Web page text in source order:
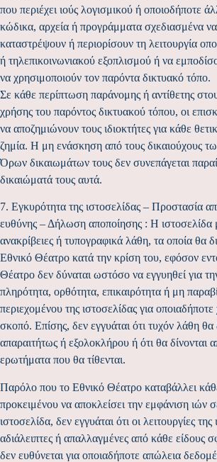
που περιέχει ιούς λογισμικού ή οποιοδήποτε
κώδικα, αρχεία ή προγράμματα σχεδιασμένα
καταστρέψουν ή περιορίσουν τη λειτουργία
ή τηλεπικοινωνιακού εξοπλισμού ή να
να χρησιμοποιούν τον παρόντα δικτυακό τόπο.
Σε κάθε περίπτωση παράνομης ή αντίθετης
χρήσης του παρόντος δικτυακού τόπου, οι
να αποζημιώνουν τους ιδιοκτήτες για κάθε
ζημία. Η μη ενάσκηση από τους δικαιούχους
Όρων δικαιωμάτων τους δεν συνεπάγεται
δικαιώματά τους αυτά.
7. Εγκυρότητα της ιστοσελίδας – Προστασία
ευθύνης – Δήλωση αποποίησης : H ιστοσελίδα
ανακρίβειες ή τυπογραφικά λάθη, τα οποία θα
Εθνικό Θέατρο κατά την κρίση του, εφόσον
Θέατρο δεν δύναται ωστόσο να εγγυηθεί για
πληρότητα, ορθότητα, επικαιρότητα ή μη
περιεχομένου της ιστοσελίδας για
σκοπό. Επίσης, δεν εγγυάται ότι τυχόν λάθη θα
απαραιτήτως ή εξολοκλήρου ή ότι θα δίνονται
ερωτήματα που θα τίθενται.
Παρόλο που το Εθνικό Θέατρο καταβάλλει
προκειμένου να αποκλείσει την εμφάνιση ιών
ιστοσελίδα, δεν εγγυάται ότι οι λειτουργίες της
αδιάλειπτες ή απαλλαγμένες από κάθε είδους
δεν ευθύνεται για οποιαδήποτε απώλεια